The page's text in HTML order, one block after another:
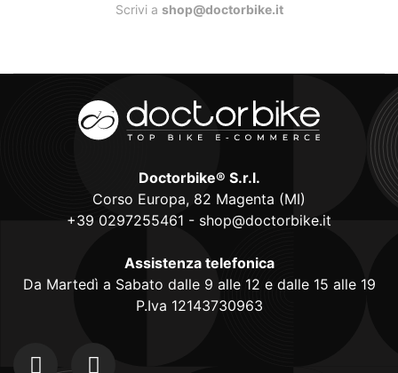
Scrivi a shop@doctorbike.it
Doctorbike® S.r.l.
Corso Europa, 82 Magenta (MI)
+39 0297255461 - shop@doctorbike.it
Assistenza telefonica
Da Martedì a Sabato dalle 9 alle 12 e dalle 15 alle 19
P.Iva 12143730963